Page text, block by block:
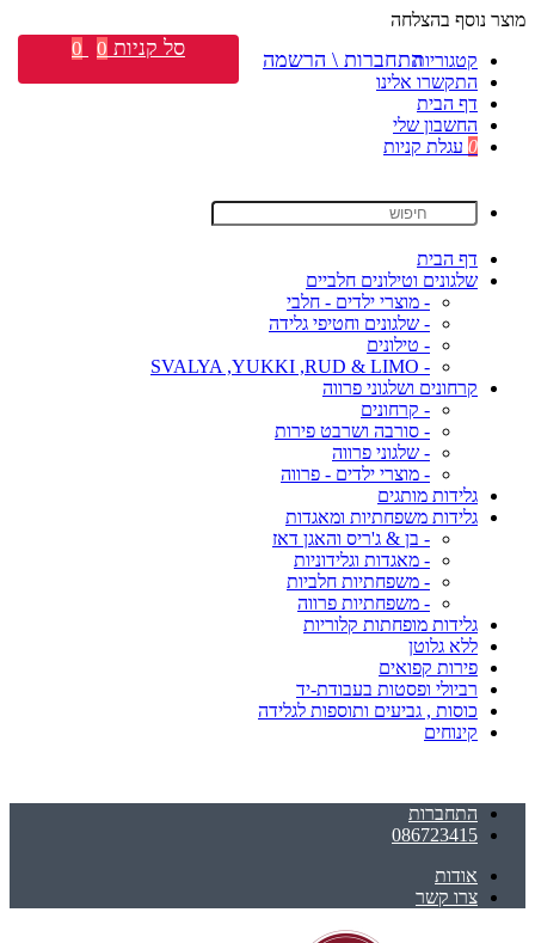
מוצר נוסף בהצלחה
קטגוריות
התקשרו אלינו
דף הבית
החשבון שלי
0 עגלת קניות
דף הבית
שלגונים וטילונים חלביים
- מוצרי ילדים - חלבי
- שלגונים וחטיפי גלידה
- טילונים
- SVALYA ,YUKKI ,RUD & LIMO
קרחונים ושלגוני פרווה
- קרחונים
- סורבה ושרבט פירות
- שלגוני פרווה
- מוצרי ילדים - פרווה
גלידות מותגים
גלידות משפחתיות ומאגדות
- בן & ג'ריס והאגן דאז
- מאגדות וגלידוניות
- משפחתיות חלביות
- משפחתיות פרווה
גלידות מופחתות קלוריות
ללא גלוטן
פירות קפואים
רביולי ופסטות בעבודת-יד
כוסות , גביעים ותוספות לגלידה
קינוחים
התחברות
086723415
אודות
צרו קשר
התחברות \ הרשמה סל קניות 0
0